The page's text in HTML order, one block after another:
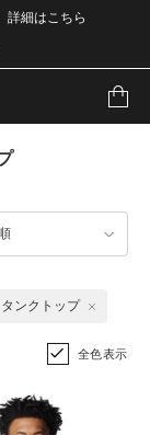
詳細はこちら
タンクトップ
全色表示